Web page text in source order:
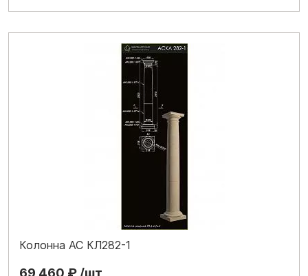
Колонна АС КЛ282-1
69 460 ₽ /шт